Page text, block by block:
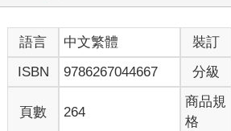
語言 中文繁體 裝訂
ISBN
9786267044667 分級
頁數 264
商品規
格